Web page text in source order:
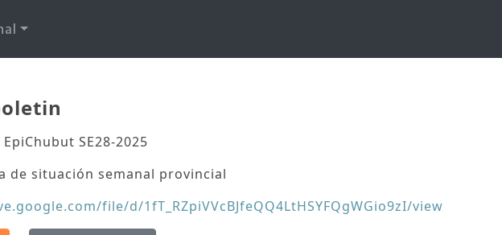
SE28-2025
de situación semanal provincial
file/d/1fT_RZpiVVcBJfeQQ4LtHSYFQgWGio9zI/view